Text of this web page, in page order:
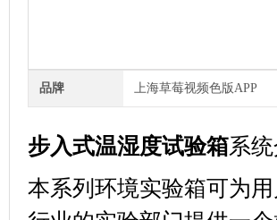
品牌 上海草莓视频色版APP
步入式温湿度试验箱系
本系列环境实验箱可为用